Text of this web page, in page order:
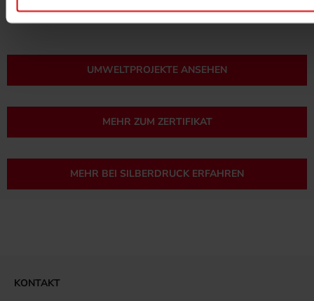
UMWELTPROJEKTE ANSEHEN
MEHR ZUM ZERTIFIKAT
MEHR BEI SILBERDRUCK ERFAHREN
KONTAKT